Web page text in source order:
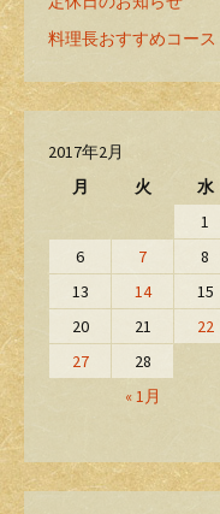
料理長おすすめコース
2017年2月
月
火 水
« 1月
1
6
7 8
13
14 15
20
21 22
27
28